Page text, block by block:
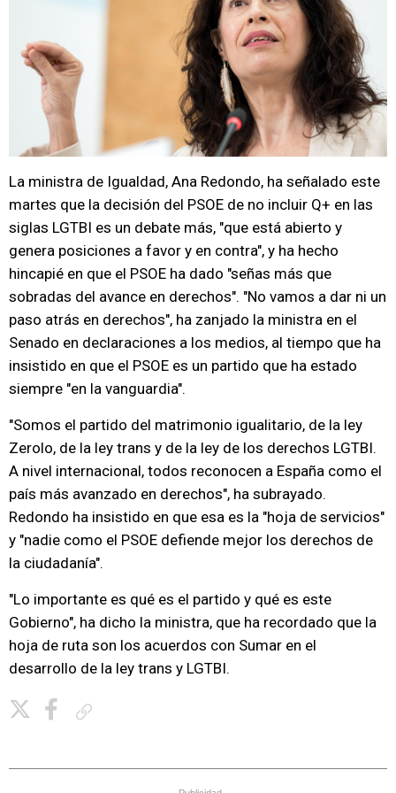
La ministra de Igualdad, Ana Redondo, ha señalado este
martes que la decisión del PSOE de no incluir Q+ en las
siglas LGTBI es un debate más, "que está abierto y
genera posiciones a favor y en contra", y ha hecho
hincapié en que el PSOE ha dado "señas más que
sobradas del avance en derechos". "No vamos a dar ni un
paso atrás en derechos", ha zanjado la ministra en el
Senado en declaraciones a los medios, al tiempo que ha
insistido en que el PSOE es un partido que ha estado
siempre "en la vanguardia".
"Somos el partido del matrimonio igualitario, de la ley
Zerolo, de la ley trans y de la ley de los derechos LGTBI.
A nivel internacional, todos reconocen a España como el
país más avanzado en derechos", ha subrayado.
Redondo ha insistido en que esa es la "hoja de servicios"
y "nadie como el PSOE defiende mejor los derechos de
la ciudadanía".
"Lo importante es qué es el partido y qué es este
Gobierno", ha dicho la ministra, que ha recordado que la
hoja de ruta son los acuerdos con Sumar en el
desarrollo de la ley trans y LGTBI.